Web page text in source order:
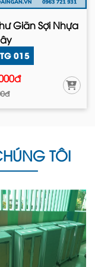
Giãn Sợi Nhựa
TG 015
TÔI